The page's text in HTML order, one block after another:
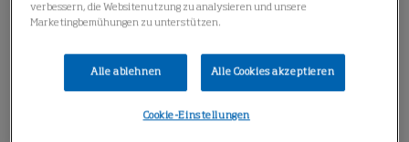
verbessern, die Websitenutzung zu analysieren und unsere
Marketingbemühungen zu unterstützen.
Alle ablehnen Alle Cookies akzeptieren
Cookie-Einstellungen